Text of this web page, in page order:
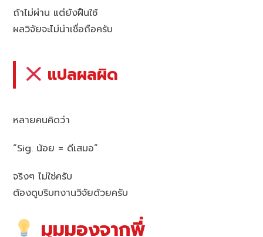
ถ้าไม่ผ่าน แต่ยังฝืนใช้
ผลวิจัยจะไม่น่าเชื่อถือครับ
แปลผลผิด
หลายคนคิดว่า
“Sig. น้อย = ดีเสมอ”
จริงๆ ไม่ใช่ครับ
ต้องดูบริบทงานวิจัยด้วยครับ
มุมมองจากพี่